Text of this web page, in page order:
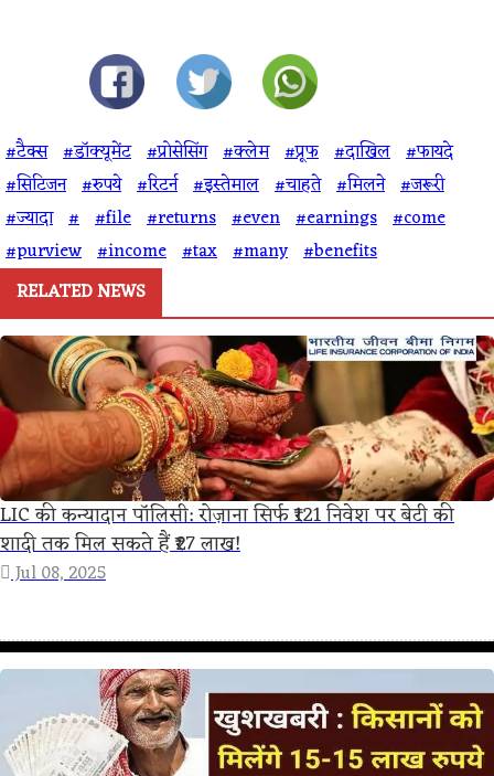
#टैक्स #डॉक्यूमेंट #प्रोसेसिंग #क्लेम #प्रूफ #दाखिल #फायदे
#सिटिजन #रुपये #रिटर्न #इस्तेमाल #चाहते #मिलने #जरूरी
#ज्यादा # #file #returns #even #earnings #come
#purview #income #tax #many #benefits
RELATED NEWS
LIC की कन्यादान पॉलिसी: रोज़ाना सिर्फ ₹121 निवेश पर बेटी की
शादी तक मिल सकते हैं ₹27 लाख!
Jul 08, 2025